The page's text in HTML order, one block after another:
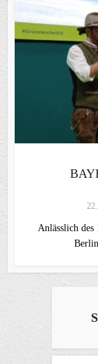
Anlässlich des